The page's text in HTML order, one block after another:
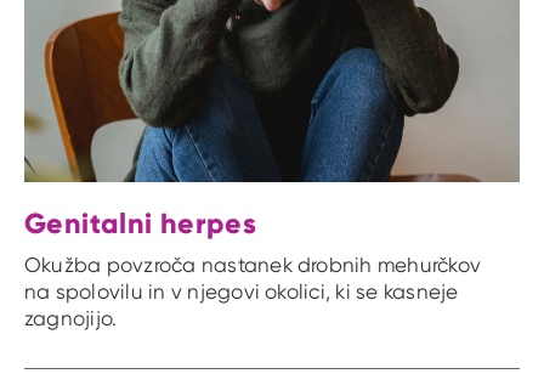
Genitalni herpes
Okužba povzroča nastanek drobnih mehurčkov
na spolovilu in v njegovi okolici, ki se kasneje
zagnojijo.